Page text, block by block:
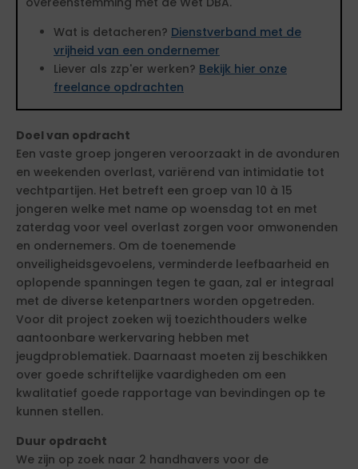
Wat is detacheren? Dienstverband met de
vrijheid van een ondernemer
Liever als zzp'er werken? Bekijk hier onze
freelance opdrachten
Doel van opdracht
Een vaste groep jongeren veroorzaakt in de avonduren
en weekenden overlast, variërend van intimidatie tot
vechtpartijen. Het betreft een groep van 10 à 15
jongeren welke met name op woensdag tot en met
zaterdag voor veel overlast zorgen voor omwonenden
en ondernemers. Om de toenemende
onveiligheidsgevoelens, verminderde leefbaarheid en
oplopende spanningen tegen te gaan, zal er integraal
met de diverse ketenpartners worden opgetreden.
Voor dit project zoeken wij toezichthouders welke
aantoonbare werkervaring hebben met
jeugdproblematiek. Daarnaast moeten zij beschikken
over goede schriftelijke vaardigheden om een
kwalitatief goede rapportage van bevindingen op te
kunnen stellen.
Duur opdracht
We zijn op zoek naar 2 handhavers voor de